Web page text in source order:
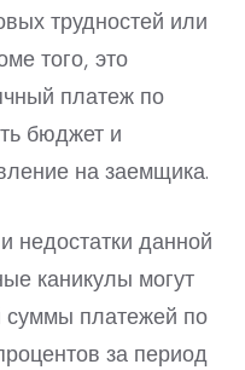
трудностей или
того, это
платеж по
бюджет и
на заемщика.
недостатки данной
каникулы могут
суммы платежей по
за период